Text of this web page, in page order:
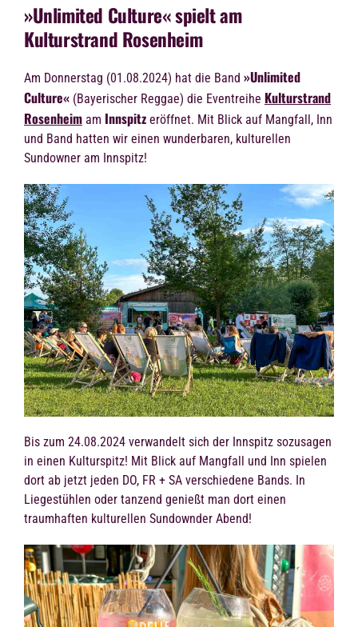
»Unlimited Culture« spielt am
Kulturstrand Rosenheim
Am Donnerstag (01.08.2024) hat die Band »Unlimited
Culture« (Bayerischer Reggae) die Eventreihe Kulturstrand
Rosenheim am Innspitz eröffnet. Mit Blick auf Mangfall, Inn
und Band hatten wir einen wunderbaren, kulturellen
Sundowner am Innspitz!
Bis zum 24.08.2024 verwandelt sich der Innspitz sozusagen
in einen Kulturspitz! Mit Blick auf Mangfall und Inn spielen
dort ab jetzt jeden DO, FR + SA verschiedene Bands. In
Liegestühlen oder tanzend genießt man dort einen
traumhaften kulturellen Sundownder Abend!